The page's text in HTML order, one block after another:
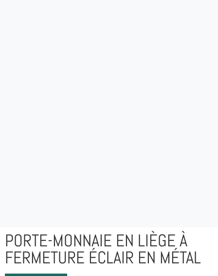
PORTE-MONNAIE EN LIÈGE À
FERMETURE ÉCLAIR EN MÉTAL